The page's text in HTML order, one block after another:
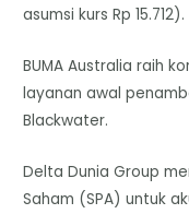
asumsi kurs Rp 15.712).
BUMA Australia raih
layanan awal
Blackwater.
Delta Dunia Group
Saham (SPA) untuk